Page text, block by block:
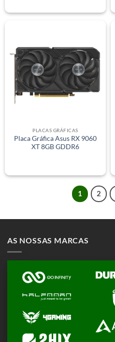
PLACAS GRÁFICAS
Placa Gráfica Asus RX 9060
XT 8GB GDDR6
1 2
AS NOSSAS MARCAS